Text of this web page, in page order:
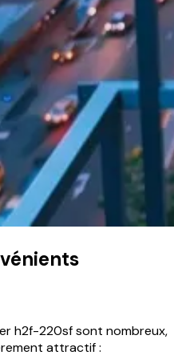
h2f-220sf sont nombreux,
attractif :